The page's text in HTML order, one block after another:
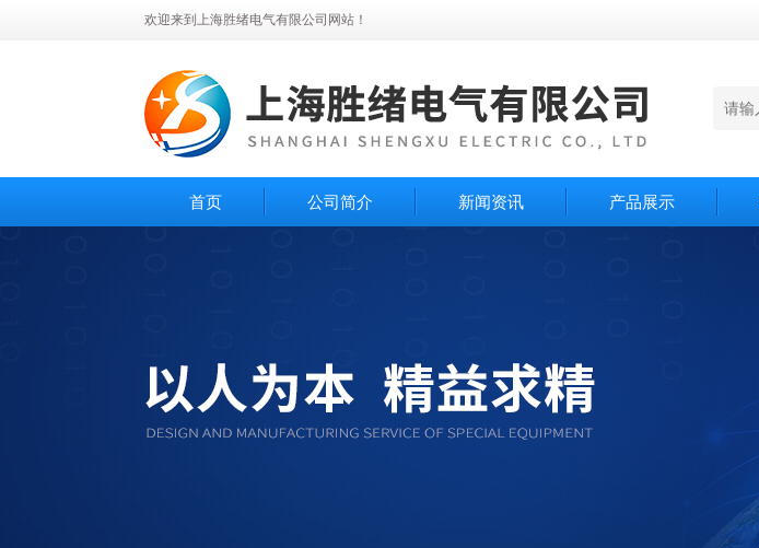
欢迎来到上海胜绪电气有限公司网站！
首页 公司简介 新闻资讯 产品展示